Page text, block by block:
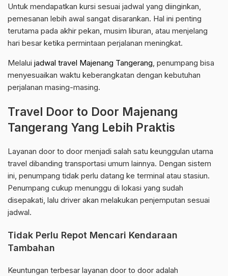
Untuk mendapatkan kursi sesuai jadwal yang diinginkan,
pemesanan lebih awal sangat disarankan. Hal ini penting
terutama pada akhir pekan, musim liburan, atau menjelang
hari besar ketika permintaan perjalanan meningkat.
Melalui jadwal travel Majenang Tangerang, penumpang bisa
menyesuaikan waktu keberangkatan dengan kebutuhan
perjalanan masing-masing.
Travel Door to Door Majenang
Tangerang Yang Lebih Praktis
Layanan door to door menjadi salah satu keunggulan utama
travel dibanding transportasi umum lainnya. Dengan sistem
ini, penumpang tidak perlu datang ke terminal atau stasiun.
Penumpang cukup menunggu di lokasi yang sudah
disepakati, lalu driver akan melakukan penjemputan sesuai
jadwal.
Tidak Perlu Repot Mencari Kendaraan
Tambahan
Keuntungan terbesar layanan door to door adalah